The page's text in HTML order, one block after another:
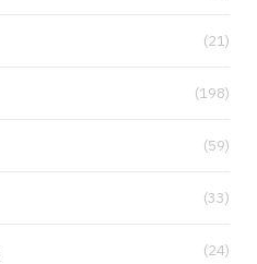
(21)
(198)
(59)
(33)
(24)